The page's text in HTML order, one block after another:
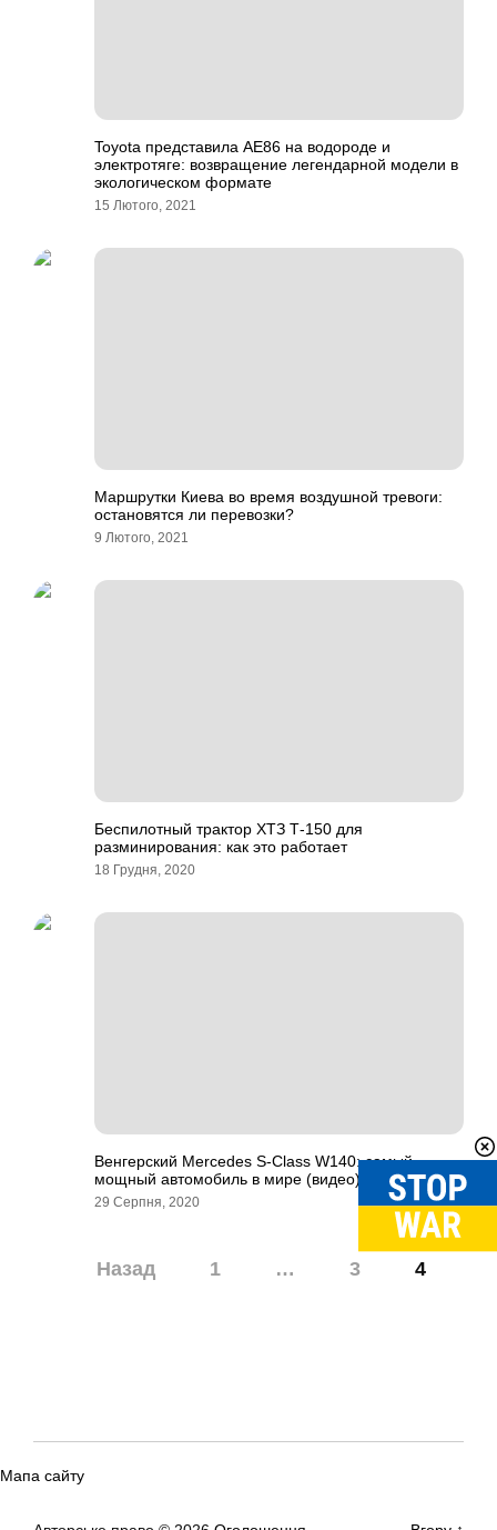
Toyota представила AE86 на водороде и
электротяге: возвращение легендарной модели в
экологическом формате
15 Лютого, 2021
Маршрутки Киева во время воздушной тревоги:
остановятся ли перевозки?
9 Лютого, 2021
Беспилотный трактор ХТЗ Т-150 для
разминирования: как это работает
18 Грудня, 2020
Венгерский Mercedes S-Class W140: самый
мощный автомобиль в мире (видео)
29 Серпня, 2020
НавігаціяНазад 1 … 3 4
Мапа сайту